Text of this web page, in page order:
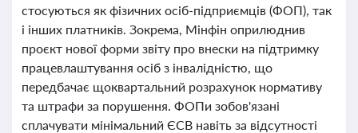
стосуються як фізичних осіб-підприємців (ФОП), так
і інших платників. Зокрема, Мінфін оприлюднив
проєкт нової форми звіту про внески на підтримку
працевлаштування осіб з інвалідністю, що
передбачає щоквартальний розрахунок нормативу
та штрафи за порушення. ФОПи зобов'язані
сплачувати мінімальний ЄСВ навіть за відсутності